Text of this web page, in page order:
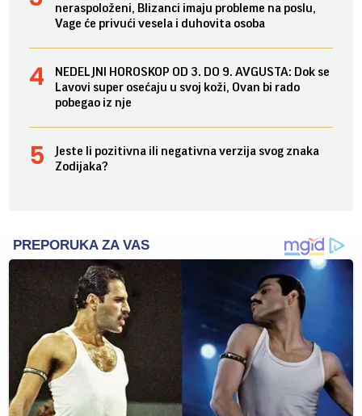
neraspoloženi, Blizanci imaju probleme na poslu,
Vage će privući vesela i duhovita osoba
NEDELJNI HOROSKOP OD 3. DO 9. AVGUSTA: Dok se
Lavovi super osećaju u svoj koži, Ovan bi rado
pobegao iz nje
Jeste li pozitivna ili negativna verzija svog znaka
Zodijaka?